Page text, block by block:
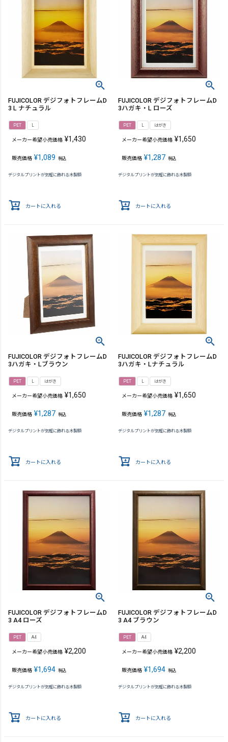
FUJICOLOR デジフォトフレームD
3 L ナチュラル
PET L
メーカー希望小売価格 ¥1,430
販売価格 ¥1,089 税込
デジタルプリントが気軽に飾れる木製額
カートに入れる
FUJICOLOR デジフォトフレームD
3ハガキ・L ローズ
PET L はがき
メーカー希望小売価格 ¥1,650
販売価格 ¥1,287 税込
デジタルプリントが気軽に飾れる木製額
カートに入れる
FUJICOLOR デジフォトフレームD
3ハガキ・Lブラウン
PET L はがき
メーカー希望小売価格 ¥1,650
販売価格 ¥1,287 税込
デジタルプリントが気軽に飾れる木製額
カートに入れる
FUJICOLOR デジフォトフレームD
3ハガキ・Lナチュラル
PET L はがき
メーカー希望小売価格 ¥1,650
販売価格 ¥1,287 税込
デジタルプリントが気軽に飾れる木製額
カートに入れる
FUJICOLOR デジフォトフレームD
3 A4 ローズ
PET A4
メーカー希望小売価格 ¥2,200
販売価格 ¥1,694 税込
デジタルプリントが気軽に飾れる木製額
カートに入れる
FUJICOLOR デジフォトフレームD
3 A4 ブラウン
PET A4
メーカー希望小売価格 ¥2,200
販売価格 ¥1,694 税込
デジタルプリントが気軽に飾れる木製額
カートに入れる